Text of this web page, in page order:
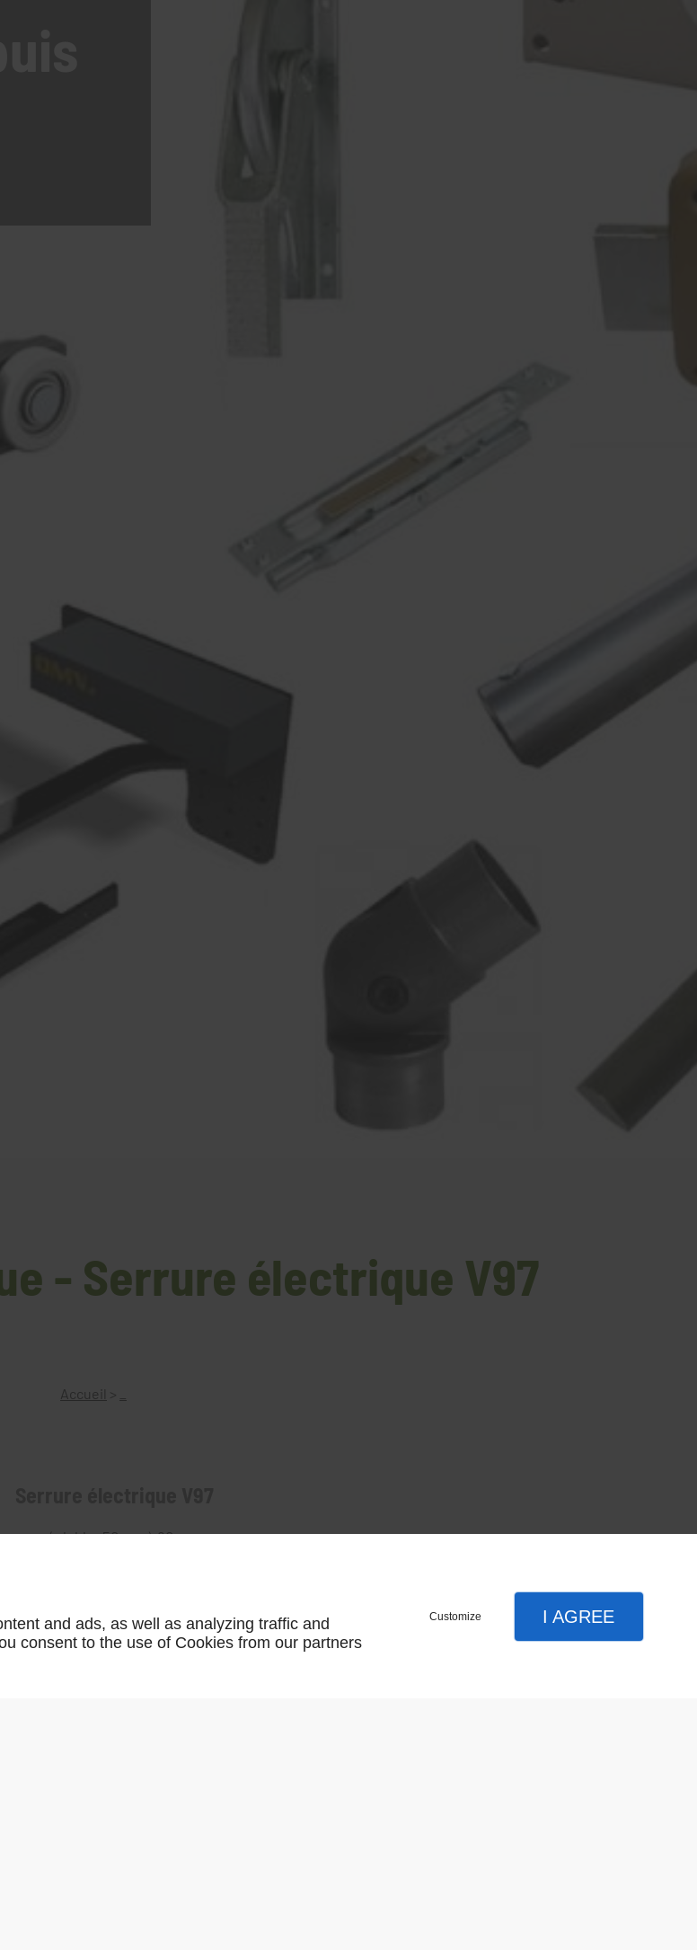
- Serrure électrique V97
Accueil >
axe réglable: 50mm à 80mm
and ads, as well as analyzing traffic and
consent to the use of Cookies from our partners
Customize I AGREE